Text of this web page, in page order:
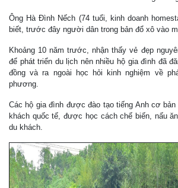
Ông Hà Đình Nếch (74 tuổi, kinh doanh
biết, trước đây người dân trong bản đổ xô vào
Khoảng 10 năm trước, nhận thấy vẻ đẹp
để phát triển du lịch nên nhiều hộ gia đình đã
đồng và ra ngoài học hỏi kinh nghiệm về
phương.
Các hộ gia đình được đào tạo tiếng Anh cơ
khách quốc tế, được học cách chế biến, nấu
du khách.